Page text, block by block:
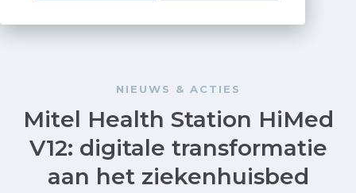
NIEUWS & ACTIES
Mitel Health Station HiMed
V12: digitale transformatie
aan het ziekenhuisbed